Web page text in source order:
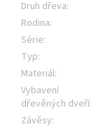
Druh dřeva:
Rodina:
Série:
Typ:
Materiál:
Vybavení
dřevěných dveří:
Závěsy: